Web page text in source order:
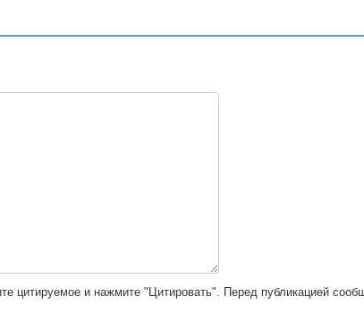
цитируемое и нажмите "Цитировать". Перед публикацией